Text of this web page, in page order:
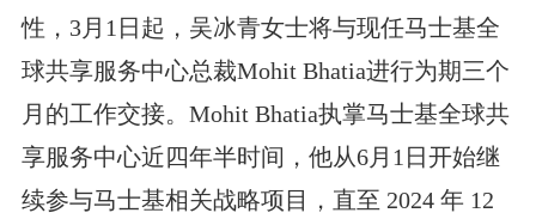
性，3月1日起，吴冰青女士将与现任马士基全
球共享服务中心总裁Mohit Bhatia进行为期三个
月的工作交接。Mohit Bhatia执掌马士基全球共
享服务中心近四年半时间，他从6月1日开始继
续参与马士基相关战略项目，直至 2024 年 12